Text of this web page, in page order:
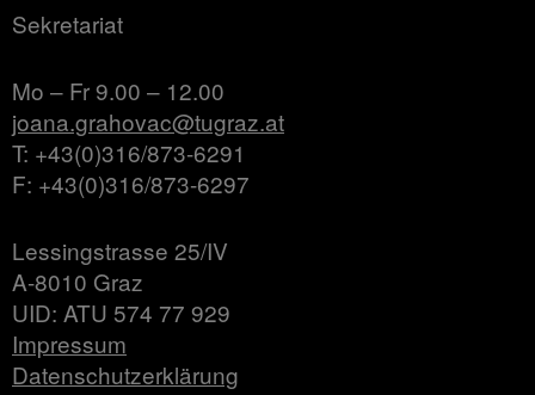
Sekretariat
Mo – Fr 9.00 – 12.00
joana.grahovac@tugraz.at
T: +43(0)316/873-6291
F: +43(0)316/873-6297
Lessingstrasse 25/IV
A-8010 Graz
UID: ATU 574 77 929
Impressum
Datenschutzerklärung